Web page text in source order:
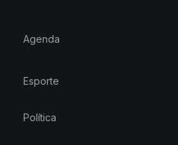
Agenda
Esporte
Política